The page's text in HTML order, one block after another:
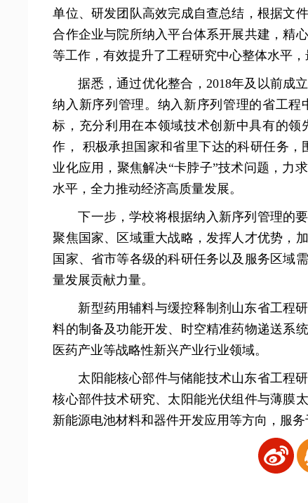
单位、研发团队高效完成自查总结，根据文
合作企业与院所纳入平台体系开展共建，精
等工作，有效提升了工程研究中心整体水平
据悉，通过优化整合，2018年及以前成
纳入新序列管理。纳入新序列管理的省工
标，充分利用在本领域技术创新中具有的
作， 积极承担国家和省里下达的科研任务
业化应用，聚焦解决“卡脖子”技术问题，力
水平，全力推动经济高质量发展。
下一步，学校将根据纳入新序列管理的
聚焦国家、区域重大战略，发挥人才优势，
国家、省市等各级的科研任务以及服务区域
量发展贡献力量。
新型药用辅料与缓控释制剂山东省工程
料的制备及功能开发、时空精准药物递送系
医药产业等战略性新兴产业行业领域。
太阳能核心部件与储能技术山东省工程
核心部件技术研究、太阳能光伏组件与薄膜
新能源电池材料和器件开发应用等方向，服